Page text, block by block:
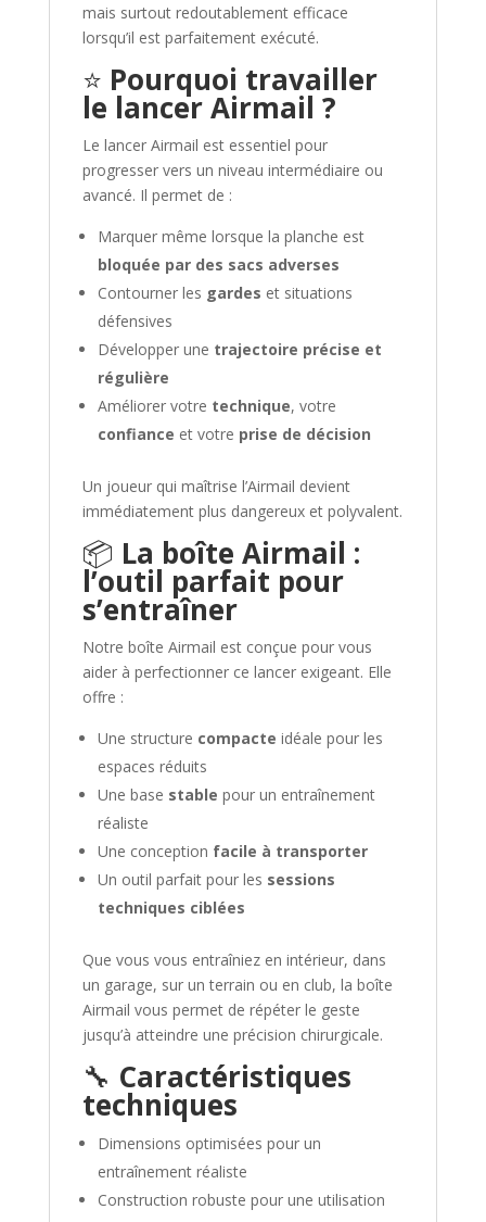
mais surtout redoutablement efficace
lorsqu’il est parfaitement exécuté.
⭐ Pourquoi travailler
le lancer Airmail ?
Le lancer Airmail est essentiel pour
progresser vers un niveau intermédiaire ou
avancé. Il permet de :
Marquer même lorsque la planche est
bloquée par des sacs adverses
Contourner les gardes et situations
défensives
Développer une trajectoire précise et
régulière
Améliorer votre technique, votre
confiance et votre prise de décision
Un joueur qui maîtrise l’Airmail devient
immédiatement plus dangereux et polyvalent.
📦 La boîte Airmail :
l’outil parfait pour
s’entraîner
Notre boîte Airmail est conçue pour vous
aider à perfectionner ce lancer exigeant. Elle
offre :
Une structure compacte idéale pour les
espaces réduits
Une base stable pour un entraînement
réaliste
Une conception facile à transporter
Un outil parfait pour les sessions
techniques ciblées
Que vous vous entraîniez en intérieur, dans
un garage, sur un terrain ou en club, la boîte
Airmail vous permet de répéter le geste
jusqu’à atteindre une précision chirurgicale.
🔧 Caractéristiques
techniques
Dimensions optimisées pour un
entraînement réaliste
Construction robuste pour une utilisation